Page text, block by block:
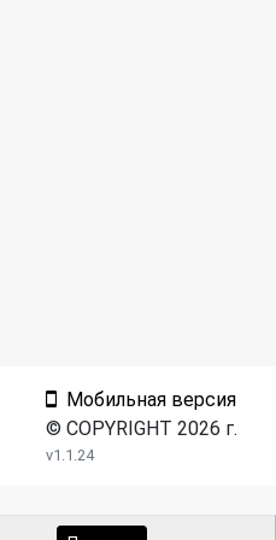
Мобильная версия
© COPYRIGHT 2026 г.
v1.1.24